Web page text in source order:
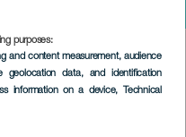
purposes:
and content measurement, audience
geolocation data, and identification
information on a device, Technical